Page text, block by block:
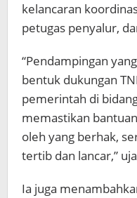
kelancaran
petugas penyalur,
“Pendampingan
bentuk dukungan
pemerintah di
memastikan
oleh yang berhak,
tertib dan lancar,”
Ia juga